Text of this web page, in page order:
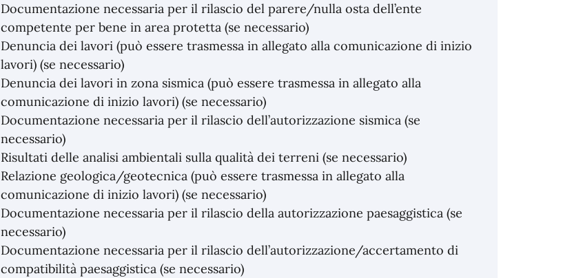
Documentazione necessaria per il rilascio del parere/nulla osta dell’ente
competente per bene in area protetta (se necessario)
Denuncia dei lavori (può essere trasmessa in allegato alla comunicazione di inizio
lavori) (se necessario)
Denuncia dei lavori in zona sismica (può essere trasmessa in allegato alla
comunicazione di inizio lavori) (se necessario)
Documentazione necessaria per il rilascio dell’autorizzazione sismica (se
necessario)
Risultati delle analisi ambientali sulla qualità dei terreni (se necessario)
Relazione geologica/geotecnica (può essere trasmessa in allegato alla
comunicazione di inizio lavori) (se necessario)
Documentazione necessaria per il rilascio della autorizzazione paesaggistica (se
necessario)
Documentazione necessaria per il rilascio dell’autorizzazione/accertamento di
compatibilità paesaggistica (se necessario)